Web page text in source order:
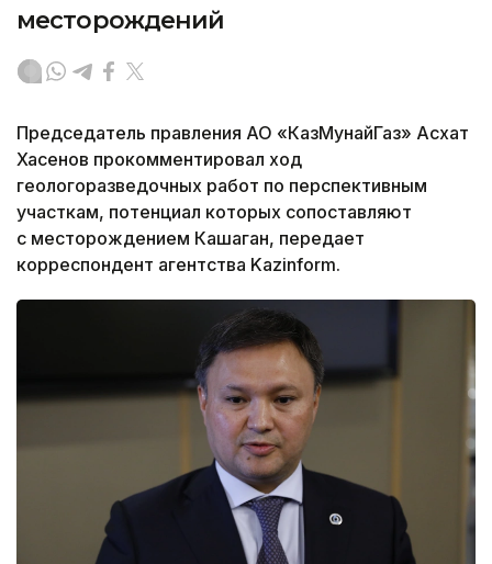
месторождений
Председатель правления АО «КазМунайГаз» Асхат
Хасенов прокомментировал ход
геологоразведочных работ по перспективным
участкам, потенциал которых сопоставляют
с месторождением Кашаган, передает
корреспондент агентства Kazinform.